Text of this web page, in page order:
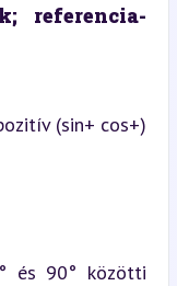
referencia-
(sin+ cos+)
és 90° közötti